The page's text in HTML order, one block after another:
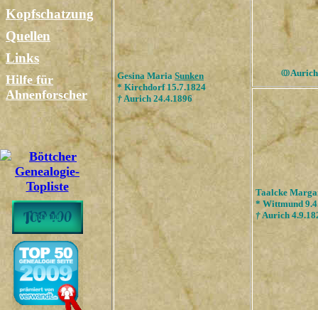
Kopfschatzung
Quellen
Links
Hilfe für
Ahnenforscher
Gesina Maria Sunken
* Kirchdorf 15.7.1824
†Aurich 24.4.1896
ОО
Taalcke
* Wittmund
†Aurich